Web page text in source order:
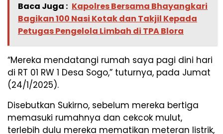
Baca Juga : Kapolres Bersama Bhayangkari
Bagikan 100 Nasi Kotak dan Takjil Kepada
Petugas Pengelola Limbah di TPA Blora
“Mereka mendatangi rumah saya pagi dini hari
di RT 01 RW 1 Desa Sogo,” tuturnya, pada Jumat
(24/1/2025).
Disebutkan Sukirno, sebelum mereka bertiga
memasuki rumahnya dan cekcok mulut,
terlebih dulu mereka mematikan meteran listrik,